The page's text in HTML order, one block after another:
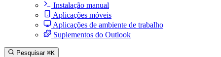
Instalação manual
Aplicações móveis
Aplicações de ambiente de trabalho
Suplementos do Outlook
Pesquisar ⌘K